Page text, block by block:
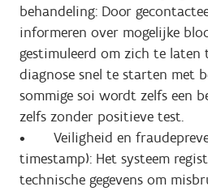
behandeling: Door
informeren over mogelijke
gestimuleerd om zich te
diagnose snel te starten met
sommige soi wordt zelfs een
zelfs zonder positieve test.
• Veiligheid en
timestamp): Het systeem
technische gegevens om